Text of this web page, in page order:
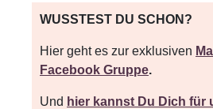
WUSSTEST DU SCHON?
Hier geht es zur exklusiven
Facebook Gruppe.
Und hier kannst Du Dich für